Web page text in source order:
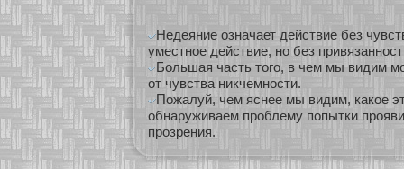
Недеяние означает действие без
уместное действие, но без
Большая часть того, в чем мы видим
от чувства никчемности.
Пожалуй, чем яснее мы видим, какое
обнаруживаем проблему попытки
прозрения.